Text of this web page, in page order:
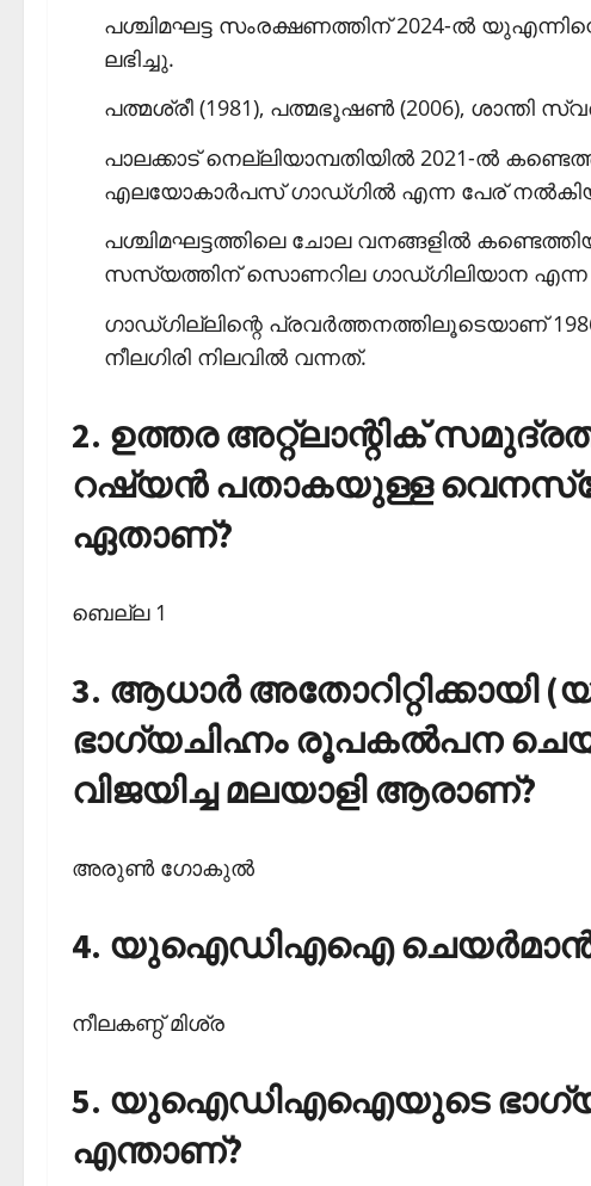
പശ്ചിമഘട്ട സംരക്ഷണത്തിന് 2024-ല്‍
ലഭിച്ചു.
പത്മശ്രീ (1981), പത്മഭൂഷണ്‍ (2006), ശാന്തി
പാലക്കാട് നെല്ലിയാമ്പതിയില്‍ 2021-ല്‍
എലയോകാര്‍പസ് ഗാഡ്ഗില്‍ എന്ന പേര്
പശ്ചിമഘട്ടത്തിലെ ചോല വനങ്ങളില്‍
സസ്യത്തിന് സൊണറില ഗാഡ്ഗിലിയാന എന്ന
ഗാഡ്ഗില്ലിന്റെ പ്രവര്‍ത്തനത്തിലൂടെയാണ്
നീലഗിരി നിലവില്‍ വന്നത്.
2. ഉത്തര അറ്റ്‌ലാന്റിക്
റഷ്യന്‍ പതാകയുള്ള
ഏതാണ്?
ബെല്ല 1
3. ആധാര്‍
ഭാഗ്യചിഹ്നം രൂപകല്‍പന
വിജയിച്ച മലയാളി ആരാണ്?
അരുണ്‍ ഗോകുല്‍
4. യുഐഡിഎഐ
നീലകണ്ഠ് മിശ്ര
5. യുഐഡിഎഐയുടെ
എന്താണ്?